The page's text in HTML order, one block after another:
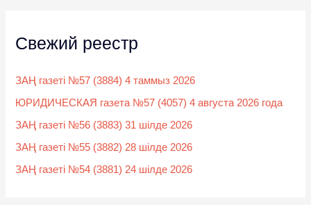
Свежий реестр
ЗАҢ газеті №57 (3884) 4 таммыз 2026
ЮРИДИЧЕСКАЯ газета №57 (4057) 4 августа 2026 года
ЗАҢ газеті №56 (3883) 31 шілде 2026
ЗАҢ газеті №55 (3882) 28 шілде 2026
ЗАҢ газеті №54 (3881) 24 шілде 2026